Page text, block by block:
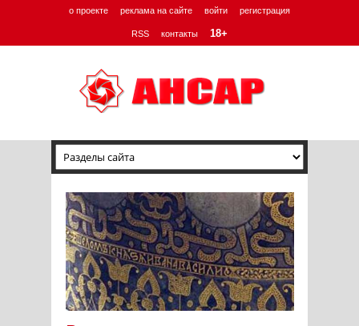
о проекте реклама на сайте войти регистрация
RSS контакты 18+